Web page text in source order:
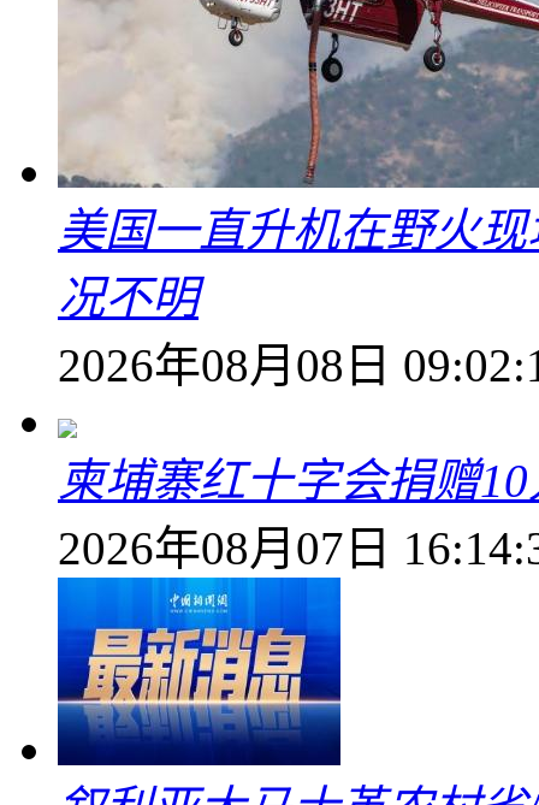
美国一直升机在野火
况不明
2026年08月08日
柬埔寨红十字会捐赠
2026年08月07日